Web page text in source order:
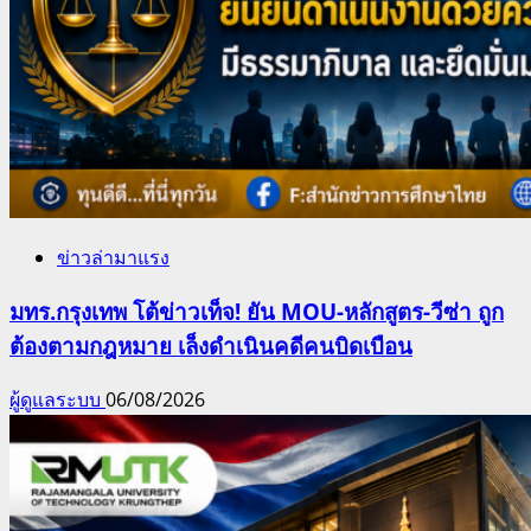
ข่าวล่ามาแรง
มทร.กรุงเทพ โต้ข่าวเท็จ! ยัน MOU-หลักสูตร-วีซ่า ถูก
ต้องตามกฎหมาย เล็งดำเนินคดีคนบิดเบือน
ผู้ดูแลระบบ 06/08/2026